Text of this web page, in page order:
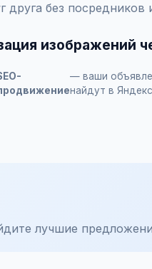
друга без
изображений
— ваши
найдут в
лучшие